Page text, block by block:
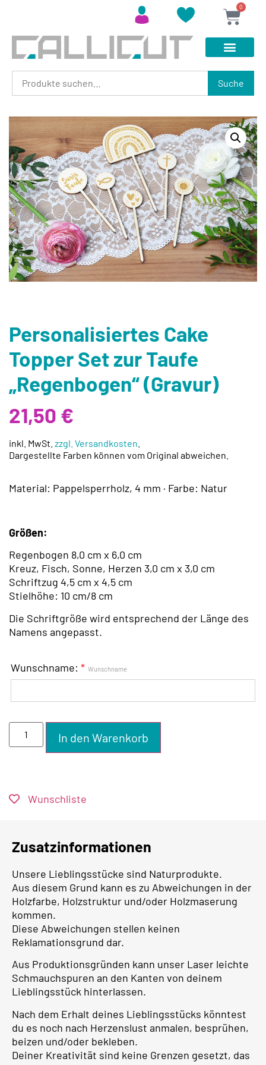
0
Suche
Personalisiertes Cake
Topper Set zur Taufe
„Regenbogen“ (Gravur)
21,50 €
inkl. MwSt. zzgl. Versandkosten
Dargestellte Farben können vom Original abweichen.
Material: Pappelsperrholz, 4 mm · Farbe: Natur
Größen:
Regenbogen 8,0 cm x 6,0 cm
Kreuz, Fisch, Sonne, Herzen 3,0 cm x 3,0 cm
Schriftzug 4,5 cm x 4,5 cm
Stielhöhe: 10 cm/8 cm
Die Schriftgröße wird entsprechend der Länge des
Namens angepasst.
Wunschname: * Wunschname
In den Warenkorb
Wunschliste
Zusatzinformationen
Unsere Lieblingsstücke sind Naturprodukte.
Aus diesem Grund kann es zu Abweichungen in der
Holzfarbe, Holzstruktur und/oder Holzmaserung
kommen.
Diese Abweichungen stellen keinen
Reklamationsgrund dar.
Aus Produktionsgründen kann unser Laser leichte
Schmauchspuren an den Kanten von deinem
Lieblingsstück hinterlassen.
Nach dem Erhalt deines Lieblingsstücks könntest
du es noch nach Herzenslust anmalen, besprühen,
beizen und/oder bekleben.
Deiner Kreativität sind keine Grenzen gesetzt, das